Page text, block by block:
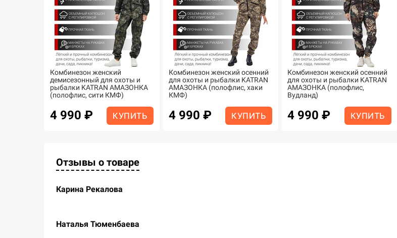
Комбинезон женский
демисезонный для охоты и
рыбалки KATRAN АМАЗОНКА
(полофлис, сити КМФ)
4 990 ₽ КУПИТЬ
Комбинезон женский осенний
для охоты и рыбалки KATRAN
АМАЗОНКА (полофлис, хаки
КМФ)
4 990 ₽ КУПИТЬ
Комбинезон женский осенний
для охоты и рыбалки KATRAN
АМАЗОНКА (полофлис,
Вудланд)
4 990 ₽ КУПИТЬ
Отзывы о товаре
Карина Рекалова
Наталья Тюменбаева